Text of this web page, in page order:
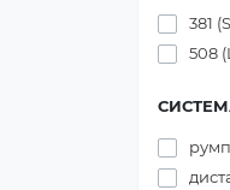
381
508